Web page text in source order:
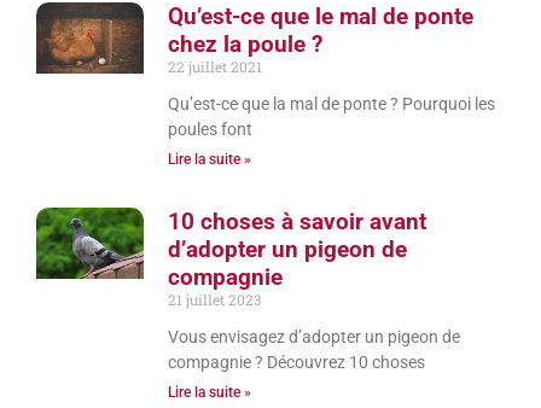
Qu’est-ce que le mal de ponte
chez la poule ?
22 juillet 2021
Qu’est-ce que la mal de ponte ? Pourquoi les
poules font
Lire la suite »
10 choses à savoir avant
d’adopter un pigeon de
compagnie
21 juillet 2023
Vous envisagez d’adopter un pigeon de
compagnie ? Découvrez 10 choses
Lire la suite »